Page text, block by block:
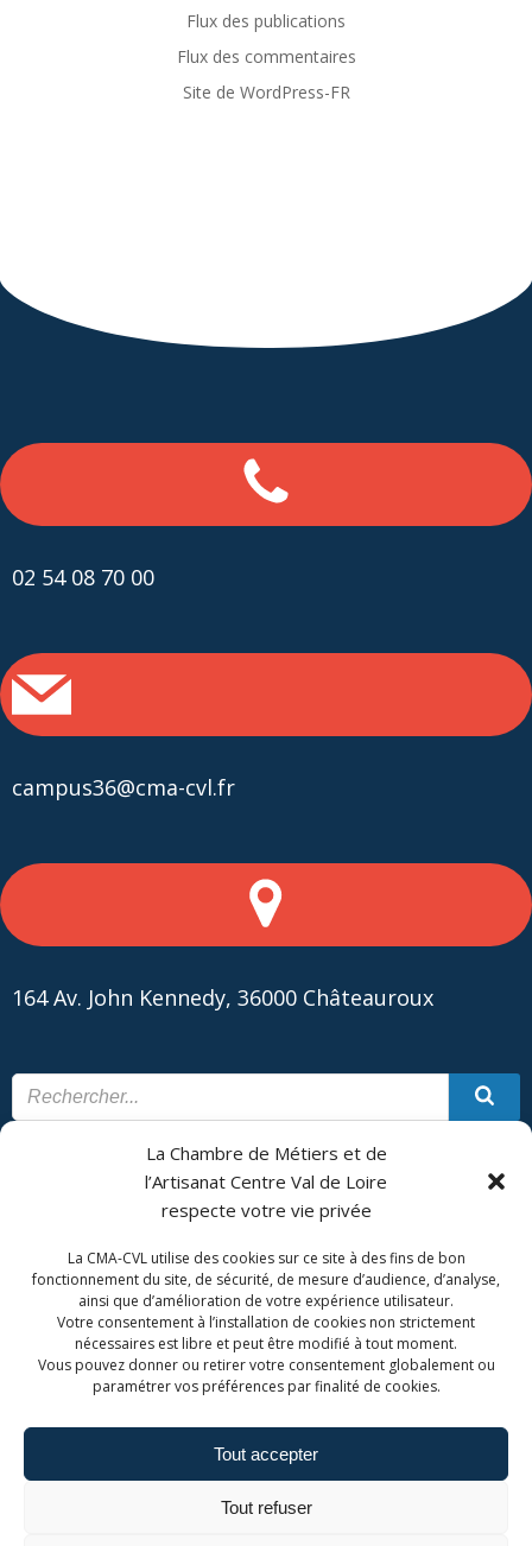
La Chambre de Métiers et de
l’Artisanat Centre Val de Loire
respecte votre vie privée
La CMA-CVL utilise des cookies sur ce site à des fins de bon
fonctionnement du site, de sécurité, de mesure d’audience, d’analyse,
ainsi que d’amélioration de votre expérience utilisateur.
Votre consentement à l’installation de cookies non strictement
nécessaires est libre et peut être modifié à tout moment.
Vous pouvez donner ou retirer votre consentement globalement ou
paramétrer vos préférences par finalité de cookies.
Tout accepter
Tout refuser
Flux des publications
Flux des commentaires
Site de WordPress-FR
02 54 08 70 00
campus36@cma-cvl.fr
164 Av. John Kennedy, 36000 Châteauroux
CONTACT PLAN DU SITE
CMA Formation - Châteauroux est géré par la Chambre de
Métiers et de l'Artisanat Centre Val de Loire.
Admin. du site Mentions légales